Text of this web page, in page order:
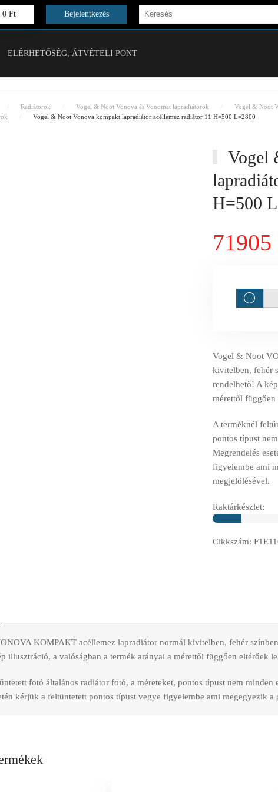
0 Ft Bejelentkezés
ELÉRHETŐSÉG, ÁTVÉTELI PONT
Radiátorok Vogel & Noot Vonova és Vonomat lapradiátorok Vogel & Noot
Vogel & Noot Vonova kompakt lapradiátor acéllemez radiátor 11 H=500 L=2800
Vogel
H=500
71905
Vogel & Noot
kivitelben, fehér
rendelhető! A
mérettől függően
A terméknél
pontos típust
Megrendelés
figyelembe ami
megjelölésével.
Raktárkészlet:
Cikkszám:
KOMPAKT acéllemez lapradiátor normál kivitelben, fehér
illusztráció, a valóságban a termék arányai a mérettől függően eltérőek
fotó általános radiátor fotó, a méreteket, pontos típust nem minden
kérjük a feltüntetett pontos típust vegye figyelembe ami megegyezik